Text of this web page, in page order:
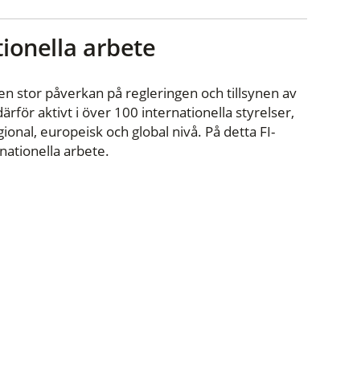
arbete
stor påverkan på regleringen och tillsynen av
aktivt i över 100 internationella styrelser,
europeisk och global nivå. På detta FI-
arbete.